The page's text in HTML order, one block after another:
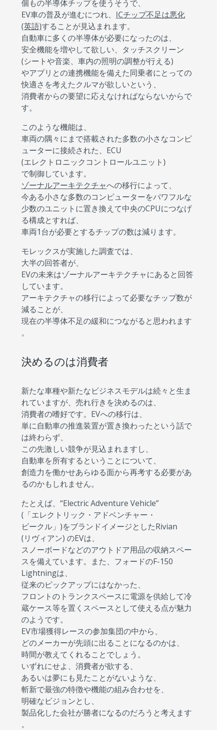
個もの半導体チップを使うそうで、
EV車の普及が進むにつれ、 ICチップ不足は悪化
(英語)することが見込まれます。
自動車に多くの半導体が必要になったのは、
安全機能を増やして欲しい、タッチスクリーン
(シートや音楽、車内の照明の調整が行える)
やアプリとの連携機能を備えた同乗者にとっての
快適さを考えたクルマが欲しいという、
消費者からの要望に応えなければならないからで
す。
このような機能は、
車両の隅々にまで搭載された多数の小さなコンピ
ューターに接続された、ECU
(エレクトロニックコントロールユニット)
で制御しています。
ゾーナルアーキテクチャへの移行によって、
今ある小さな多数のコンピューターをパワフルな
少数のユニットに置き換えて中央のCPUにつなげ
る構成とすれば、
車両1台が必要とするチップの数は減ります。
モレックスが実施した調査では、
大半の回答者が、
EVの未来はゾーナルアーキテクチャにあると回答
しています。
アーキテクチャの移行によって必要なチップ数が
減ることが、
現在の半導体不足の緩和につながると思われます
。
決めるのは消費者
新たな車種や新たなビジネスモデルは続々と生ま
れていますが、売れ行きを決めるのは、
消費者の嗜好です。EVへの移行は、
単に自動車の推進装置が置き換わったという話で
は終わらず、
この先激しい競争が見込まれますし、
自動車を所有するということについて、
創造力を働かせあらゆる面から再考する必要があ
るのかもしれません。
たとえば、“Electric Adventure Vehicle”
(「エレクトリック・アドベンチャー・
ビークル」)をブランドイメージとしたRivian
(リヴィアン) のEVは、
スノーボードなどのアウトドア用品の収納スペー
スを備えています。また、フォードのF-150
Lightningは、
従来のピックアップにはなかった、
フロントのトランクスペースに電源を供給して冷
蔵ケース等を置くスペースとして使える点が魅力
のようです。
EV市場獲得レースの参加集団の中から、
どのメーカーが先頭に出ることになるのかは、
時間が教えてくれることでしょう。
いずれにせよ、消費者が欲する、
あるいは夢にも見たことがないような、
斬新で最強の特徴や機能の組み合わせを、
明確なビジョンとし、
製品化した会社が勝者になるのだろうと考えます
。